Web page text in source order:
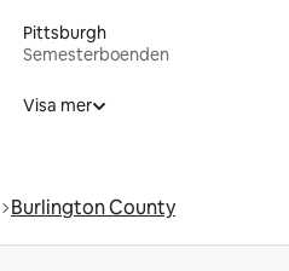
Pittsburgh
Semesterboenden
Visa mer
Burlington County